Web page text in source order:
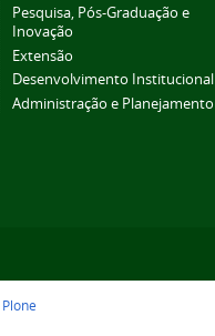
Pesquisa, Pós-Graduação e
Inovação
Extensão
Desenvolvimento Institucional
Administração e Planejamento
Plone